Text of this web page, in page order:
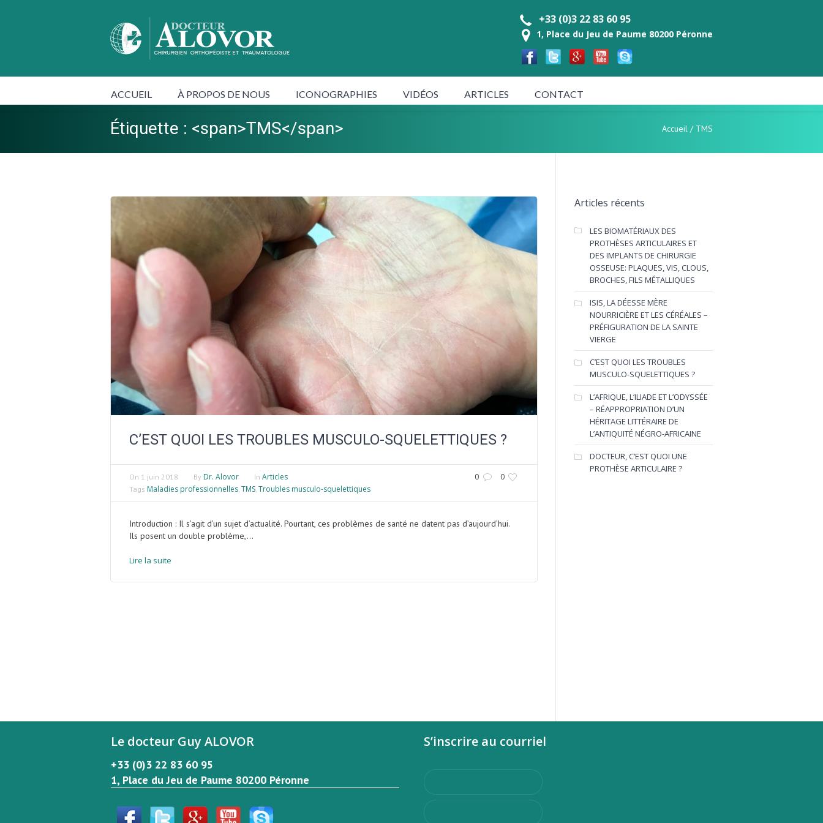
+33 (0)3 22 83 60 95
1, Place du Jeu de Paume 80200 Péronne
ACCUEIL À PROPOS DE NOUS ICONOGRAPHIES VIDÉOS ARTICLES CONTACT
Étiquette : <span>TMS</span> Accueil / TMS
C’EST QUOI LES TROUBLES MUSCULO-SQUELETTIQUES ?
0 0
On 1 juin 2018 By Dr. Alovor In Articles
Tags Maladies professionnelles TMS Troubles musculo-squelettiques
Introduction : Il s’agit d’un sujet d’actualité. Pourtant, ces problèmes de santé ne datent pas d’aujourd’hui.
Ils posent un double problème,...
Lire la suite
Articles récents
LES BIOMATÉRIAUX DES
PROTHÈSES ARTICULAIRES ET
DES IMPLANTS DE CHIRURGIE
OSSEUSE: PLAQUES, VIS, CLOUS,
BROCHES, FILS MÉTALLIQUES
ISIS, LA DÉESSE MÈRE
NOURRICIÈRE ET LES CÉRÉALES –
PRÉFIGURATION DE LA SAINTE
VIERGE
C’EST QUOI LES TROUBLES
MUSCULO-SQUELETTIQUES ?
L’AFRIQUE, L’ILIADE ET L’ODYSSÉE
– RÉAPPROPRIATION D’UN
HÉRITAGE LITTÉRAIRE DE
L’ANTIQUITÉ NÉGRO-AFRICAINE
DOCTEUR, C’EST QUOI UNE
PROTHÈSE ARTICULAIRE ?
Le docteur Guy ALOVOR
+33 (0)3 22 83 60 95
1, Place du Jeu de Paume 80200 Péronne
S’inscrire au courriel